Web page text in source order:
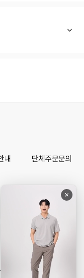
내 단체주문문의
영관리 방침
RESERVED